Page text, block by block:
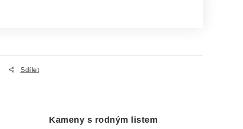
Sdílet
Kameny s rodným listem